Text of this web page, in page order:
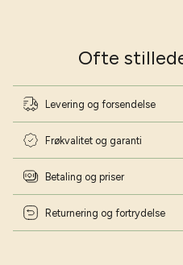
Ofte
Levering og forsendelse
Frøkvalitet og garanti
Betaling og priser
Returnering og fortrydelse